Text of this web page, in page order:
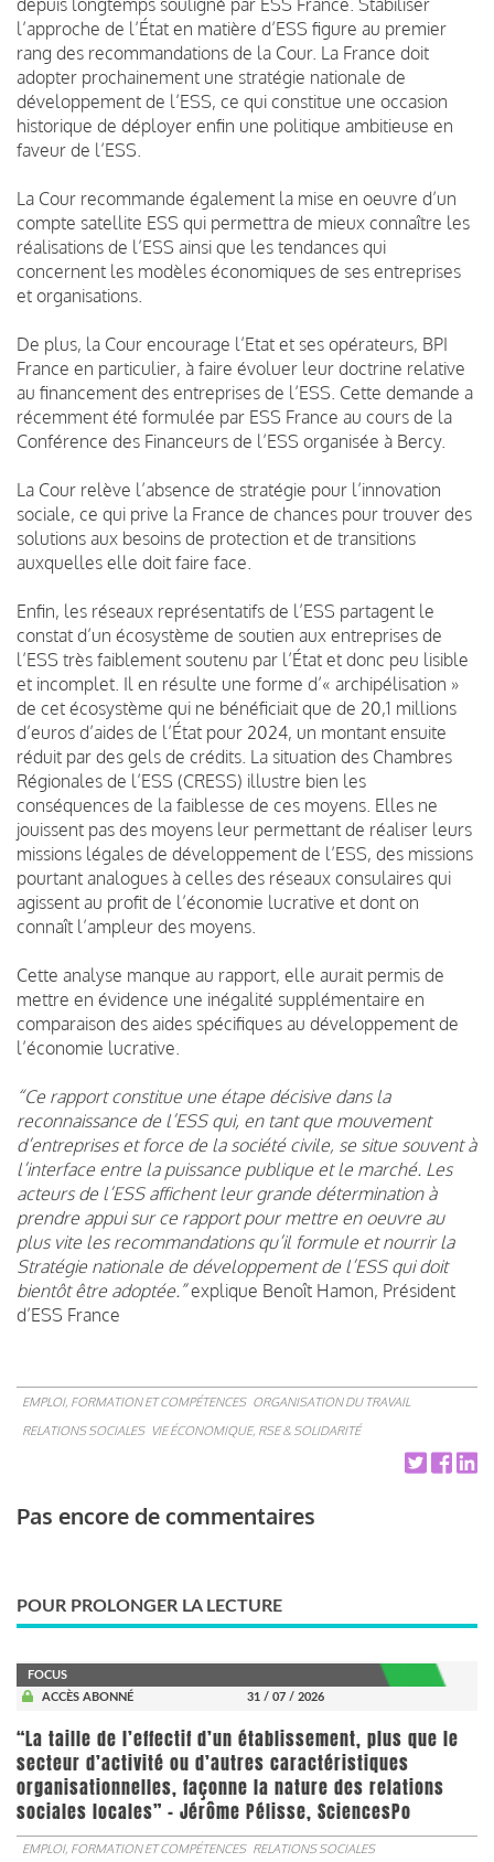
l’approche de l’État en matière d’ESS figure au premier
rang des recommandations de la Cour. La France doit
adopter prochainement une stratégie nationale de
développement de l’ESS, ce qui constitue une occasion
historique de déployer enfin une politique ambitieuse en
faveur de l’ESS.
La Cour recommande également la mise en oeuvre d’un
compte satellite ESS qui permettra de mieux connaître les
réalisations de l’ESS ainsi que les tendances qui
concernent les modèles économiques de ses entreprises
et organisations.
De plus, la Cour encourage l’Etat et ses opérateurs, BPI
France en particulier, à faire évoluer leur doctrine relative
au financement des entreprises de l’ESS. Cette demande a
récemment été formulée par ESS France au cours de la
Conférence des Financeurs de l’ESS organisée à Bercy.
La Cour relève l’absence de stratégie pour l’innovation
sociale, ce qui prive la France de chances pour trouver des
solutions aux besoins de protection et de transitions
auxquelles elle doit faire face.
Enfin, les réseaux représentatifs de l’ESS partagent le
constat d’un écosystème de soutien aux entreprises de
l’ESS très faiblement soutenu par l’État et donc peu lisible
et incomplet. Il en résulte une forme d’« archipélisation »
de cet écosystème qui ne bénéficiait que de 20,1 millions
d’euros d’aides de l’État pour 2024, un montant ensuite
réduit par des gels de crédits. La situation des Chambres
Régionales de l’ESS (CRESS) illustre bien les
conséquences de la faiblesse de ces moyens. Elles ne
jouissent pas des moyens leur permettant de réaliser leurs
missions légales de développement de l’ESS, des missions
pourtant analogues à celles des réseaux consulaires qui
agissent au profit de l’économie lucrative et dont on
connaît l’ampleur des moyens.
Cette analyse manque au rapport, elle aurait permis de
mettre en évidence une inégalité supplémentaire en
comparaison des aides spécifiques au développement de
l’économie lucrative.
“Ce rapport constitue une étape décisive dans la
reconnaissance de l’ESS qui, en tant que mouvement
d’entreprises et force de la société civile, se situe souvent à
l’interface entre la puissance publique et le marché. Les
acteurs de l’ESS affichent leur grande détermination à
prendre appui sur ce rapport pour mettre en oeuvre au
plus vite les recommandations qu’il formule et nourrir la
Stratégie nationale de développement de l’ESS qui doit
bientôt être adoptée.”explique Benoît Hamon, Président
d’ESS France
EMPLOI, FORMATION ET COMPÉTENCES ORGANISATION DU TRAVAIL
RELATIONS SOCIALES VIE ÉCONOMIQUE, RSE & SOLIDARITÉ
Pas encore de commentaires
POUR PROLONGER LA LECTURE
FOCUS
ACCÈS ABONNÉ
31 / 07 / 2026
“La taille de l’effectif d’un établissement, plus que le
secteur d’activité ou d’autres caractéristiques
organisationnelles, façonne la nature des relations
sociales locales” - Jérôme Pélisse, SciencesPo
EMPLOI, FORMATION ET COMPÉTENCES RELATIONS SOCIALES